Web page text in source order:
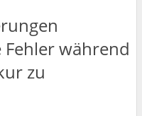
Fehler während
zu